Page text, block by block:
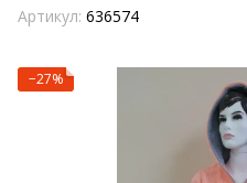
Артикул: 636574
−27%